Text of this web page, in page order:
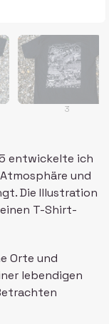
3
entwickelte ich
und
Die Illustration
T-Shirt-
Orte und
lebendigen